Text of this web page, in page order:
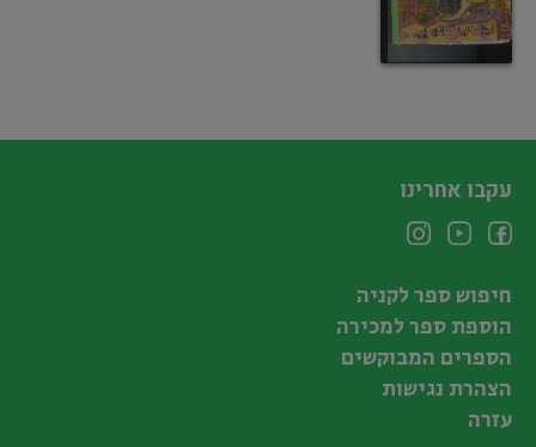
עקבו אחרינו
חיפוש ספר לקניה
הוספת ספר למכירה
הספרים המבוקשים
הצהרת נגישות
עזרה